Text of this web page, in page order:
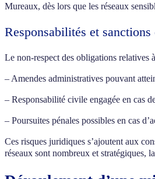
Mureaux, dès lors que les réseaux
Responsabilités et
Le non-respect des obligations relatives
– Amendes administratives pouvant
– Responsabilité civile engagée en cas
– Poursuites pénales possibles en cas
Ces risques juridiques s’ajoutent aux
réseaux sont nombreux et stratégiques,